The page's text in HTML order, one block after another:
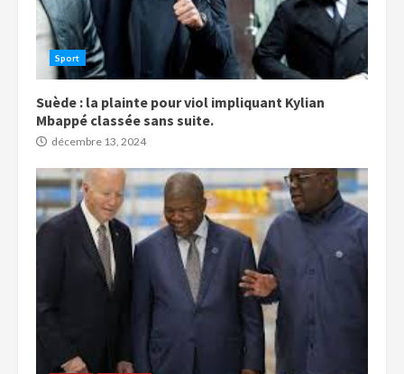
Sport
Suède : la plainte pour viol impliquant Kylian
Mbappé classée sans suite.
décembre 13, 2024